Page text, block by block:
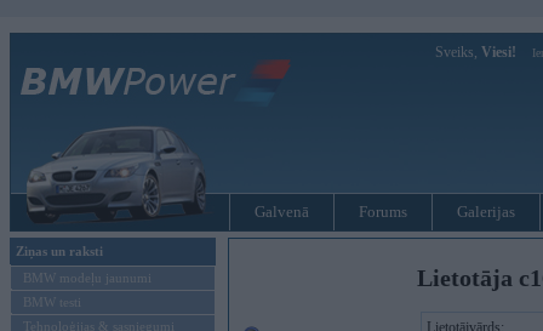
Sveiks, Viesi!
Galvenā Forums Galerijas
Ziņas un raksti
BMW modeļu jaunumi
BMW testi
Tehnoloģijas & sasniegumi
Lietotāja